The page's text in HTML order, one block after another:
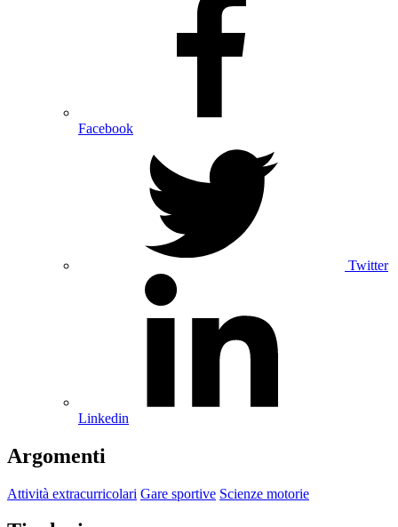
Facebook
Twitter
Linkedin
Argomenti
Attività extracurricolari Gare sportive Scienze motorie